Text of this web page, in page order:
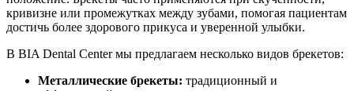
кривизне или промежутках между зубами, помогая пациентам
достичь более здорового прикуса и уверенной улыбки.
В BIA Dental Center мы предлагаем несколько видов брекетов:
Металлические брекеты: традиционный и